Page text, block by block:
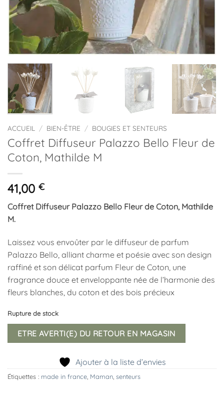
ACCUEIL / BIEN-ÊTRE / BOUGIES ET SENTEURS
Coffret Diffuseur Palazzo Bello Fleur de
Coton, Mathilde M
41,00 €
Coffret Diffuseur Palazzo Bello Fleur de Coton, Mathilde
M.
Laissez vous envoûter par le diffuseur de parfum
Palazzo Bello, alliant charme et poésie avec son design
raffiné et son délicat parfum Fleur de Coton, une
fragrance douce et enveloppante née de l’harmonie des
fleurs blanches, du coton et des bois précieux
Rupture de stock
ETRE AVERTI(E) DU RETOUR EN MAGASIN
Ajouter à la liste d’envies
Étiquettes : made in france Maman senteurs